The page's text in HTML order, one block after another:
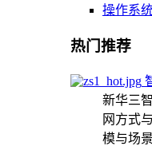
操作系
热门推荐
新华三
网方式
模与场